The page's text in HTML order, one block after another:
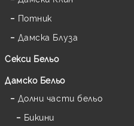
Потник
Дамска Блуза
Секси Бельо
Дамско Бельо
Долни части бельо
Бикини